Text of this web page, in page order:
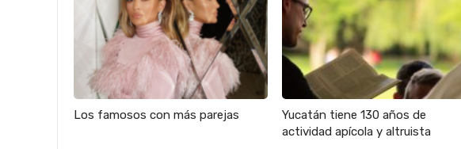
Los famosos con más parejas
Yucatán tiene 130 años de
actividad apícola y altruista